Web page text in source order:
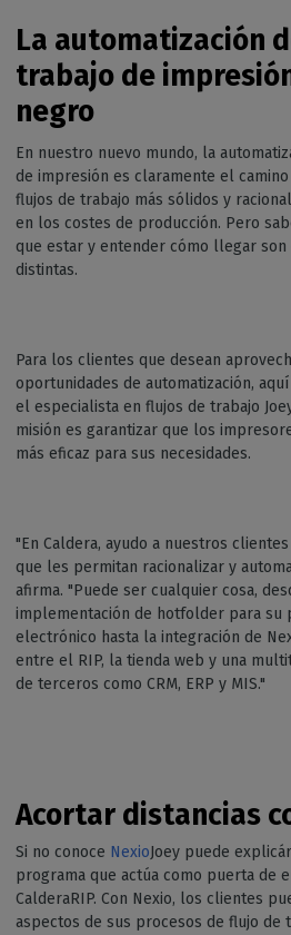
La automatización
trabajo de
negro
En nuestro nuevo mundo, la
de impresión es claramente el
flujos de trabajo más sólidos y
en los costes de producción. Pero
que estar y entender cómo llegar
distintas.
Para los clientes que desean
oportunidades de automatización,
el especialista en flujos de trabajo
misión es garantizar que los
más eficaz para sus necesidades.
"En Caldera, ayudo a nuestros
que les permitan racionalizar y
afirma. "Puede ser cualquier cosa,
implementación de hotfolder para su
electrónico hasta la integración de
entre el RIP, la tienda web y una
de terceros como CRM, ERP y MIS."
Acortar distancias
Si no conoce NexioJoey puede
programa que actúa como puerta de
CalderaRIP. Con Nexio, los clientes
aspectos de sus procesos de flujo de